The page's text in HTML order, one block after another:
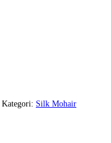
Kategori: Silk Mohair